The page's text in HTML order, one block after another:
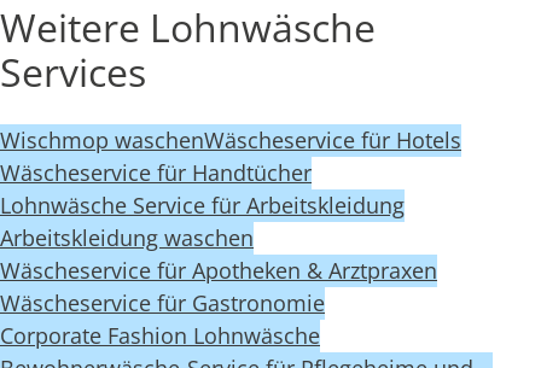
Weitere Lohnwäsche
Services
Wischmop waschenWäscheservice für Hotels
Wäscheservice für Handtücher
Lohnwäsche Service für Arbeitskleidung
Arbeitskleidung waschen
Wäscheservice für Apotheken & Arztpraxen
Wäscheservice für Gastronomie
Corporate Fashion Lohnwäsche